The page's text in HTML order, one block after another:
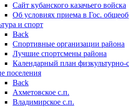
Cайт кубанского казачьего войска
Об условиях приема в Гос.
и спорт
Back
Спортивные организации района
Лучшие спортсмены района
Календарный план
поселения
Back
Ахметовское с.п.
Владимирское с.п.